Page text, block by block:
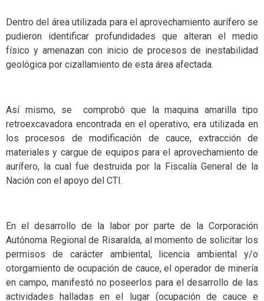
Dentro del área utilizada para el aprovechamiento aurífero se
pudieron identificar profundidades que alteran el medio
físico y amenazan con inicio de procesos de inestabilidad
geológica por cizallamiento de esta área afectada.
Así mismo, se comprobó que la maquina amarilla tipo
retroexcavadora encontrada en el operativo, era utilizada en
los procesos de modificación de cauce, extracción de
materiales y cargue de equipos para el aprovechamiento de
aurífero, la cual fue destruida por la Fiscalía General de la
Nación con el apoyo del CTI.
En el desarrollo de la labor por parte de la Corporación
Autónoma Regional de Risaralda, al momento de solicitar los
permisos de carácter ambiental, licencia ambiental y/o
otorgamiento de ocupación de cauce, el operador de minería
en campo, manifestó no poseerlos para el desarrollo de las
actividades halladas en el lugar (ocupación de cauce e